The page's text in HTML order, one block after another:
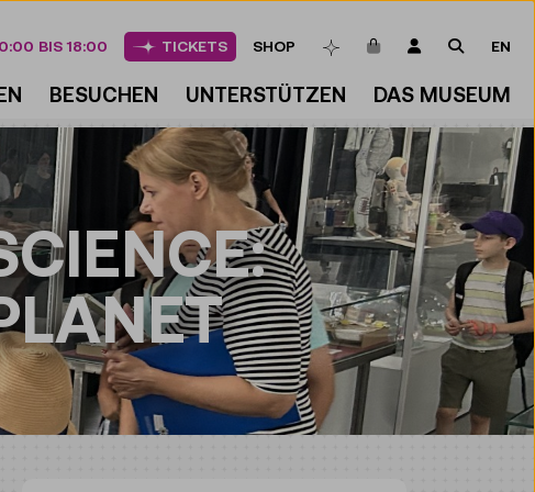
BESUCHEN UNTERSTÜTZEN DAS MUSEUM
BIS 18:00 TICKETS SHOP MERKLISTEARTIKEL IM
LOGIN SUCHE
EN